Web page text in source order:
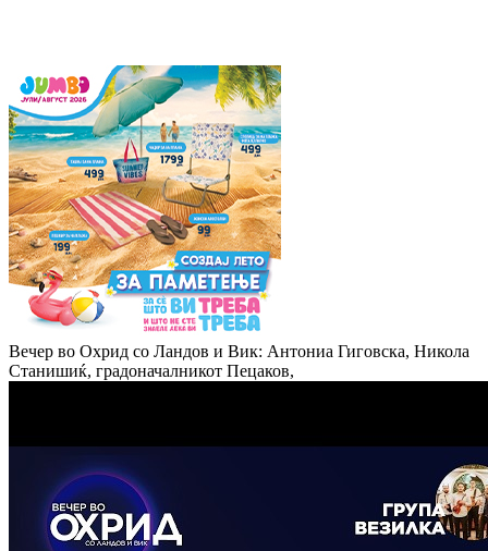
Вечер во Охрид со Ландов и Вик: Антониа Гиговска, Никола
Станишиќ, градоначалникот Пецаков,